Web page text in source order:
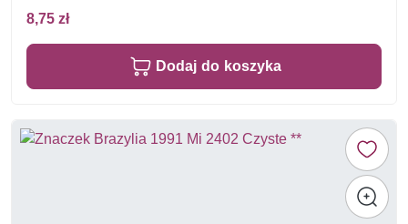
8,75 zł
Dodaj do koszyka